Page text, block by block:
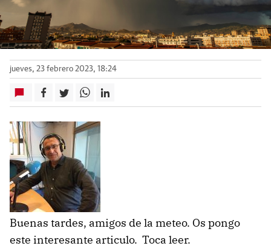
jueves, 23 febrero 2023, 18:24
Buenas tardes, amigos de la meteo. Os pongo
este interesante articulo. Toca leer.